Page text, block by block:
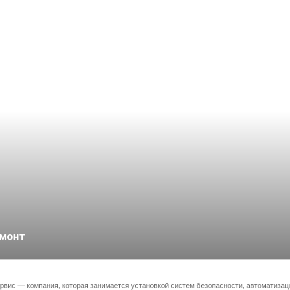
— компания, которая занимается установкой систем безопасности,